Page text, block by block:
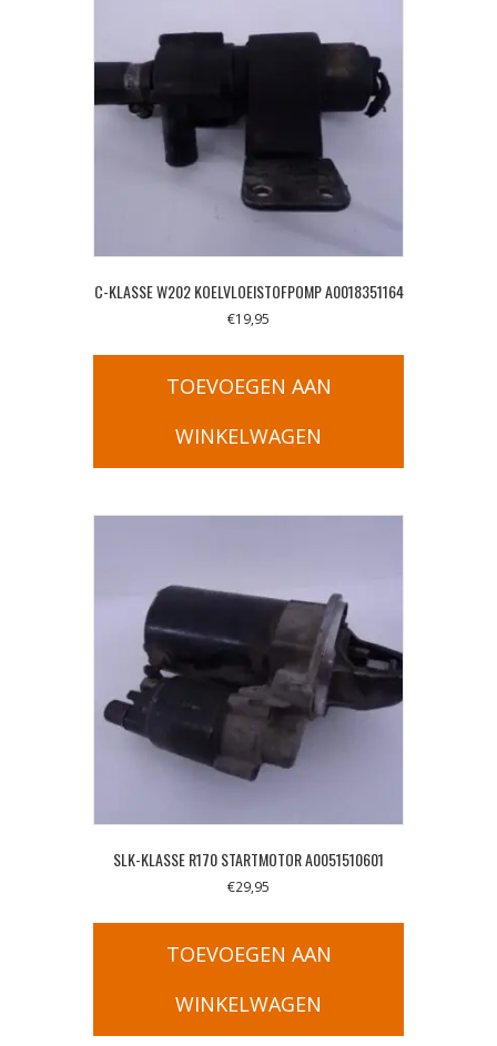
C-KLASSE W202 KOELVLOEISTOFPOMP A0018351164
€19,95
TOEVOEGEN AAN
WINKELWAGEN
SLK-KLASSE R170 STARTMOTOR A0051510601
€29,95
TOEVOEGEN AAN
WINKELWAGEN